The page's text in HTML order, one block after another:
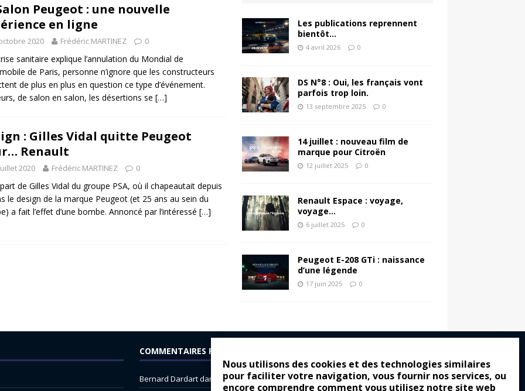
Nous utilisons des cookies et des technologies similaires
pour faciliter votre navigation, vous fournir nos services, ou
encore comprendre comment vous utilisez notre site web
Peugeot : une nouvelle
en ligne
2020 Frédéric MARTINEZ 0
sanitaire explique l’annulation du Mondial de
de Paris, personne n’ignore que les constructeurs
de plus en plus en question ce type d’événement.
de salon en salon, les désertions se […]
: Gilles Vidal quitte Peugeot
Renault
2020 Frédéric MARTINEZ 0
de Gilles Vidal du groupe PSA, où il chapeautait depuis
le design de la marque Peugeot (et 25 ans au sein du
a fait l’effet d’une bombe. Annoncé par l’intéressé […]
Les publications reprennent
bientôt…
4 avril 2026 0
DS N°8 : Oui, les français vont
parfois trop loin.
13 septembre 2025 0
14 juillet : nouveau film de
marque pour Citroën
12 juillet 2025 0
Renault Espace : voyage,
voyage…
6 juillet 2025 0
Peugeot E-208 GTi : naissance
d’une légende
17 juin 2025 0
COMMENTAIRES RÉCENTS
Bernard Dardartdans Dacia Sandero : pour les gens vrais